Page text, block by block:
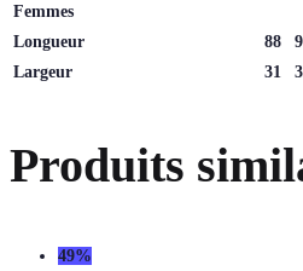
Femmes
Longueur
88
Largeur
31
Produits
49%